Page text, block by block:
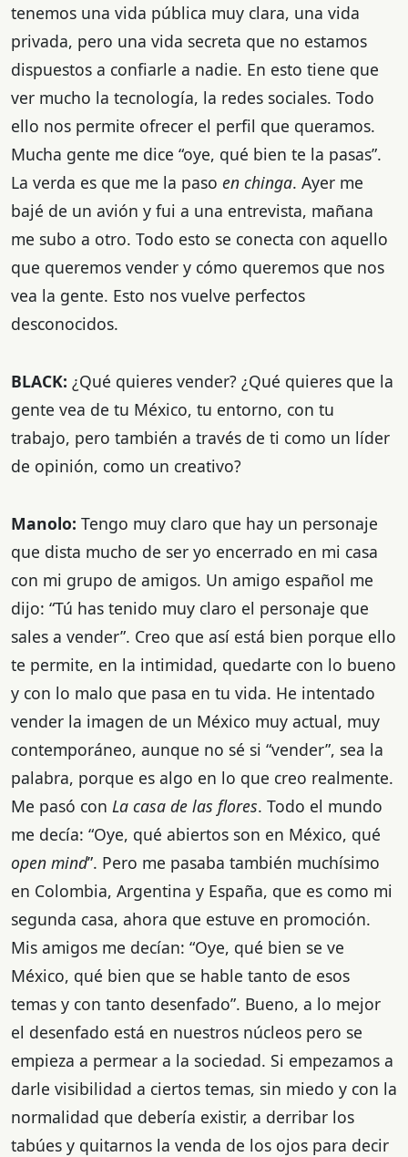
tenemos una vida pública muy clara, una vida
privada, pero una vida secreta que no estamos
dispuestos a confiarle a nadie. En esto tiene que
ver mucho la tecnología, la redes sociales. Todo
ello nos permite ofrecer el perfil que queramos.
Mucha gente me dice “oye, qué bien te la pasas”.
La verda es que me la paso en chinga. Ayer me
bajé de un avión y fui a una entrevista, mañana
me subo a otro. Todo esto se conecta con aquello
que queremos vender y cómo queremos que nos
vea la gente. Esto nos vuelve perfectos
desconocidos.
BLACK: ¿Qué quieres vender? ¿Qué quieres que la
gente vea de tu México, tu entorno, con tu
trabajo, pero también a través de ti como un líder
de opinión, como un creativo?
Manolo: Tengo muy claro que hay un personaje
que dista mucho de ser yo encerrado en mi casa
con mi grupo de amigos. Un amigo español me
dijo: “Tú has tenido muy claro el personaje que
sales a vender”. Creo que así está bien porque ello
te permite, en la intimidad, quedarte con lo bueno
y con lo malo que pasa en tu vida. He intentado
vender la imagen de un México muy actual, muy
contemporáneo, aunque no sé si “vender”, sea la
palabra, porque es algo en lo que creo realmente.
Me pasó con La casa de las flores. Todo el mundo
me decía: “Oye, qué abiertos son en México, qué
open mind”. Pero me pasaba también muchísimo
en Colombia, Argentina y España, que es como mi
segunda casa, ahora que estuve en promoción.
Mis amigos me decían: “Oye, qué bien se ve
México, qué bien que se hable tanto de esos
temas y con tanto desenfado”. Bueno, a lo mejor
el desenfado está en nuestros núcleos pero se
empieza a permear a la sociedad. Si empezamos a
darle visibilidad a ciertos temas, sin miedo y con la
normalidad que debería existir, a derribar los
tabúes y quitarnos la venda de los ojos para decir